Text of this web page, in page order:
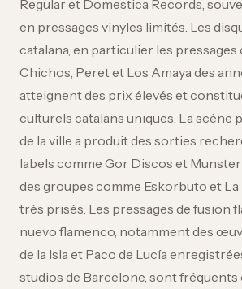
Regular et Domestica Records,
en pressages vinyles limités. Les
catalana, en particulier les pressages
Chichos, Peret et Los Amaya des
atteignent des prix élevés et
culturels catalans uniques. La scène
de la ville a produit des sorties
labels comme Gor Discos et
des groupes comme Eskorbuto et La
très prisés. Les pressages de fusion
nuevo flamenco, notamment des
de la Isla et Paco de Lucía
studios de Barcelone, sont fréquents